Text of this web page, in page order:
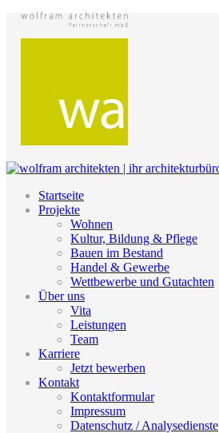
Startseite
Projekte
Wohnen
Kultur, Bildung & Pflege
Bauen im Bestand
Handel & Gewerbe
Wettbewerbe und Gutachten
Über uns
Vita
Leistungen
Team
Karriere
Jetzt bewerben
Kontakt
Kontaktformular
Impressum
Datenschutz / Analysedienste